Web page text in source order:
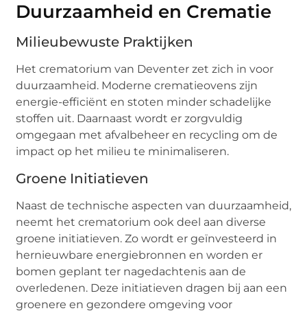
Duurzaamheid en Crematie
Milieubewuste Praktijken
Het crematorium van Deventer zet zich in voor
duurzaamheid. Moderne crematieovens zijn
energie-efficiënt en stoten minder schadelijke
stoffen uit. Daarnaast wordt er zorgvuldig
omgegaan met afvalbeheer en recycling om de
impact op het milieu te minimaliseren.
Groene Initiatieven
Naast de technische aspecten van duurzaamheid,
neemt het crematorium ook deel aan diverse
groene initiatieven. Zo wordt er geïnvesteerd in
hernieuwbare energiebronnen en worden er
bomen geplant ter nagedachtenis aan de
overledenen. Deze initiatieven dragen bij aan een
groenere en gezondere omgeving voor